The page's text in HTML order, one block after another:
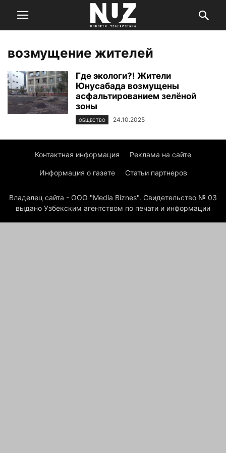
возмущение жителей
Где экологи?! Жители
Юнусабада возмущены
асфальтированием зелёной
зоны
ОБЩЕСТВО 24.10.2025
Контактная информация Реклама на сайте
Информация о газете Статьи партнеров
Владелец сайта - ООО "Media Biznes". Свидетельство № 03
выдано Узбекским агентством по печати и информации